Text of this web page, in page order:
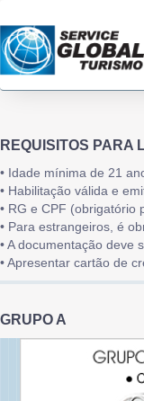
REQUISITOS PARA
• Idade mínima de 21
• Habilitação válida e
• RG e CPF (obrigatório
• Para estrangeiros, é
• A documentação deve
• Apresentar cartão de
GRUPO A